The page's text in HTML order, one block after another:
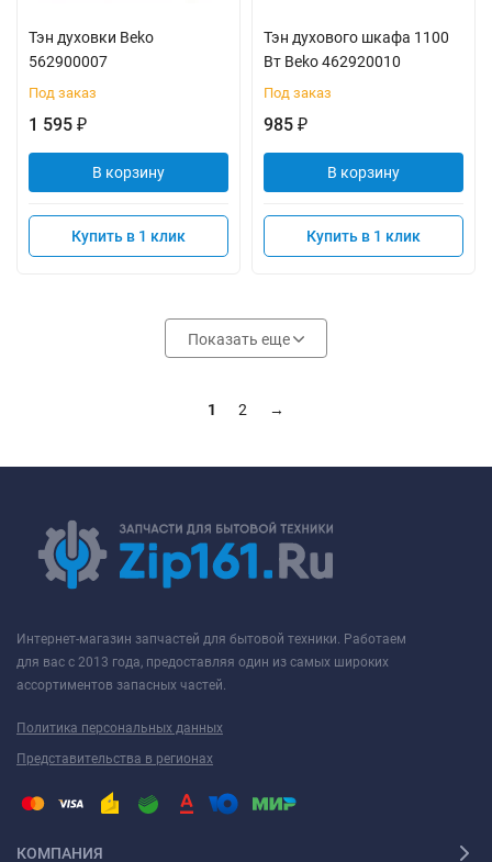
Тэн духовки Beko
562900007
Под заказ
1 595 ₽
В корзину
Купить в 1 клик
Тэн духового шкафа 1100
Вт Beko 462920010
Под заказ
985 ₽
В корзину
Купить в 1 клик
Показать еще
1 2 →
Интернет-магазин запчастей для бытовой техники. Работаем
для вас с 2013 года, предоставляя один из самых широких
ассортиментов запасных частей.
Политика персональных данных
Представительства в регионах
КОМПАНИЯ